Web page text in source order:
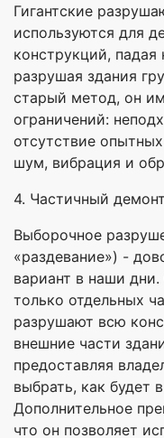
Гигантские
используются для
конструкций, падая
разрушая здания
старый метод, он
ограничений:
отсутствие
шум, вибрация и
4. Частичный
Выборочное
«раздевание») -
вариант в наши
только отдельных
разрушают всю
внешние части
предоставляя
выбрать, как будет
Дополнительное
что он позволяет